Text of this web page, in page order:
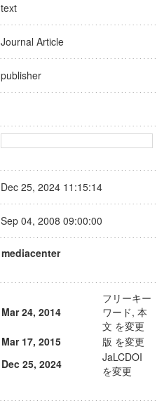
text
Journal Article
publisher
Dec 25, 2024 11:15:14
Sep 04, 2008 09:00:00
mediacenter
Mar 24, 2014
フリーキー
ワード, 本
文 を変更
Mar 17, 2015
版 を変更
Dec 25, 2024
JaLCDOI
を変更